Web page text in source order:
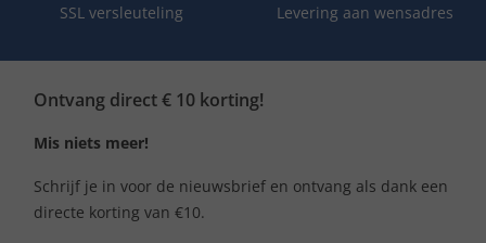
SSL versleuteling Levering aan wensadres
Ontvang direct € 10 korting!
Mis niets meer!
Schrijf je in voor de nieuwsbrief en ontvang als dank een
directe korting van €10.